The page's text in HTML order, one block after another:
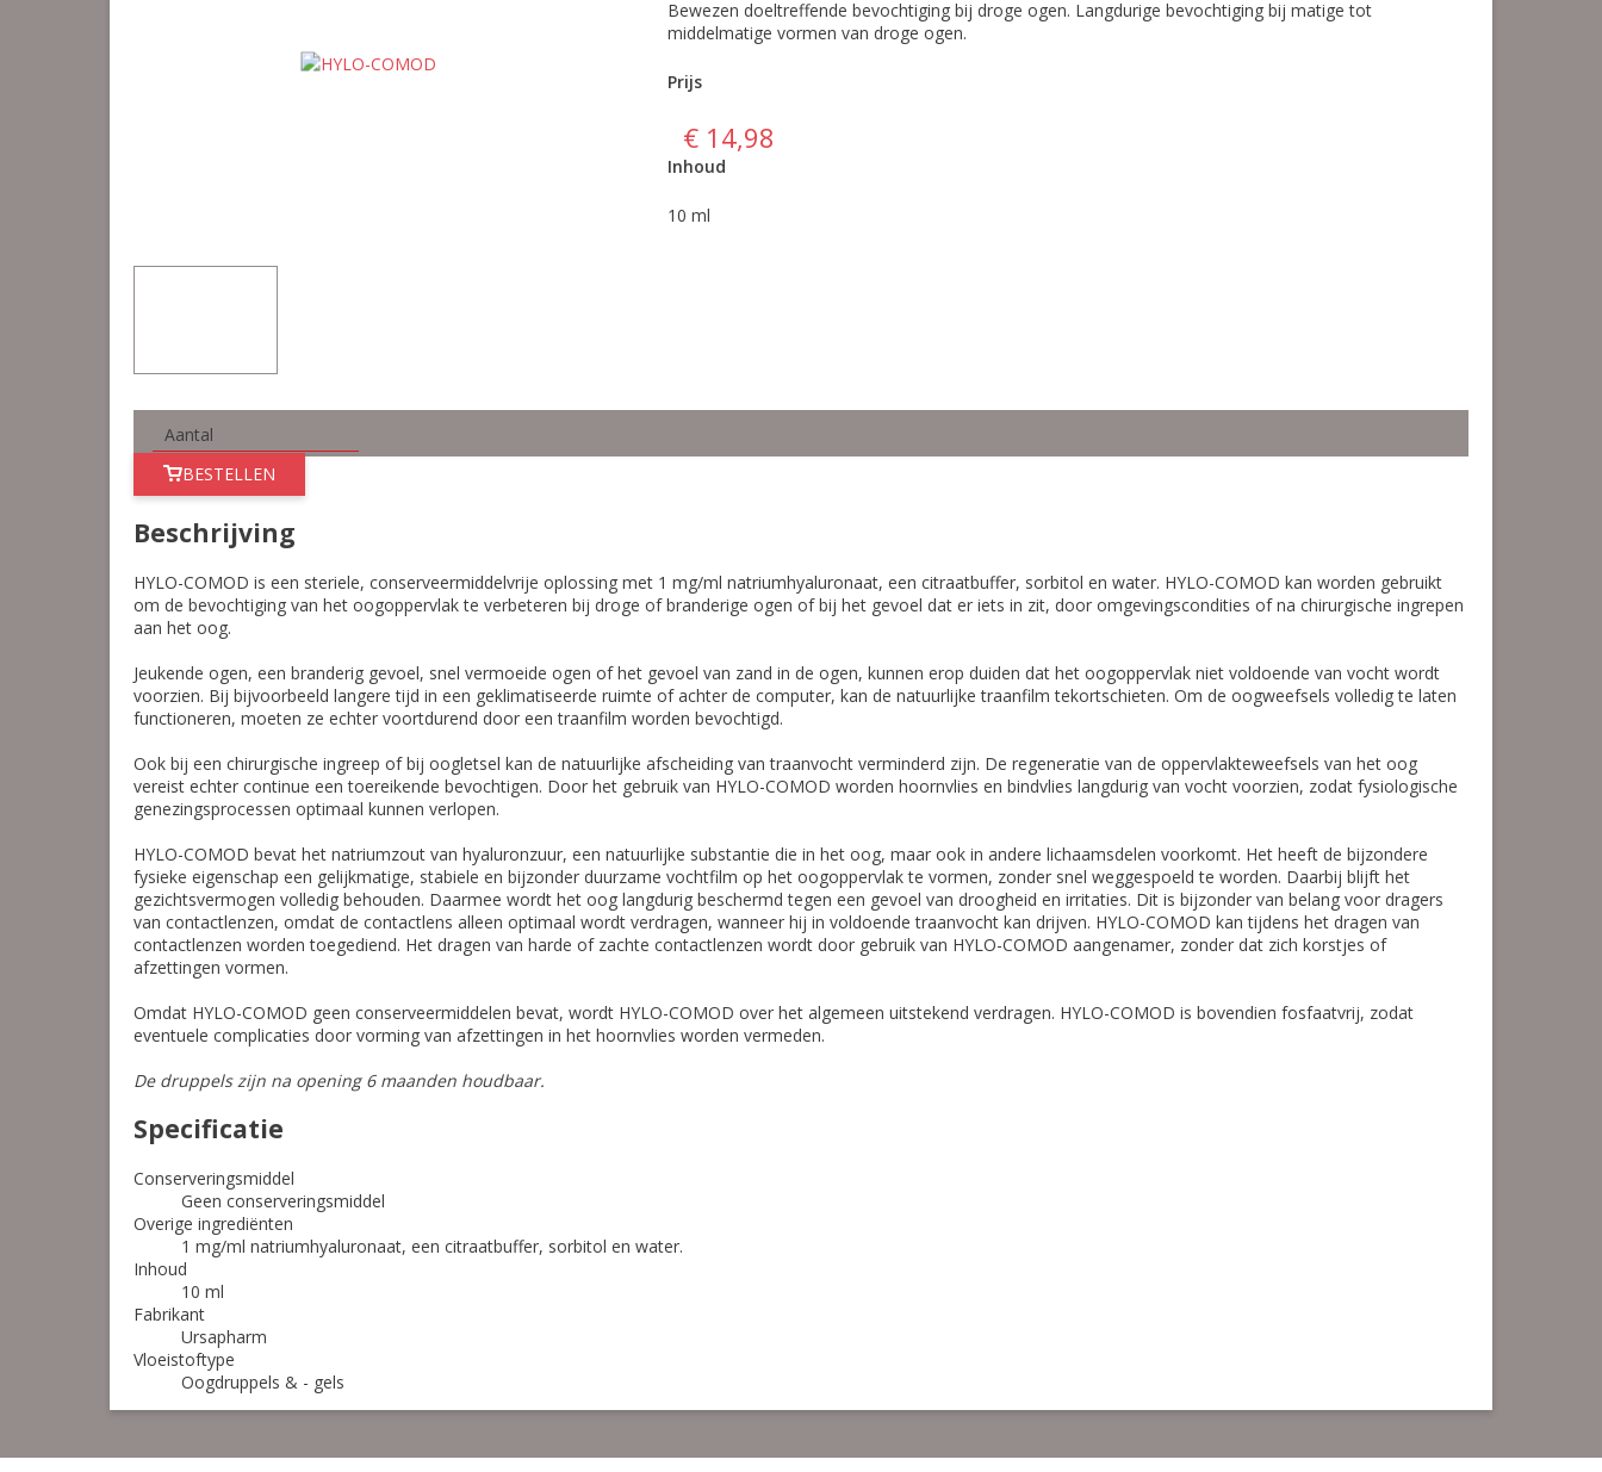
Bewezen doeltreffende bevochtiging bij droge ogen. Langdurige bevochtiging bij matige tot
middelmatige vormen van droge ogen.
Prijs
€ 14,98
Inhoud
10 ml
BESTELLEN
Beschrijving
HYLO-COMOD is een steriele, conserveermiddelvrije oplossing met 1 mg/ml natriumhyaluronaat, een citraatbuffer, sorbitol en water. HYLO-COMOD kan worden gebruikt
om de bevochtiging van het oogoppervlak te verbeteren bij droge of branderige ogen of bij het gevoel dat er iets in zit, door omgevingscondities of na chirurgische ingrepen
aan het oog.
Jeukende ogen, een branderig gevoel, snel vermoeide ogen of het gevoel van zand in de ogen, kunnen erop duiden dat het oogoppervlak niet voldoende van vocht wordt
voorzien. Bij bijvoorbeeld langere tijd in een geklimatiseerde ruimte of achter de computer, kan de natuurlijke traanfilm tekortschieten. Om de oogweefsels volledig te laten
functioneren, moeten ze echter voortdurend door een traanfilm worden bevochtigd.
Ook bij een chirurgische ingreep of bij oogletsel kan de natuurlijke afscheiding van traanvocht verminderd zijn. De regeneratie van de oppervlakteweefsels van het oog
vereist echter continue een toereikende bevochtigen. Door het gebruik van HYLO-COMOD worden hoornvlies en bindvlies langdurig van vocht voorzien, zodat fysiologische
genezingsprocessen optimaal kunnen verlopen.
HYLO-COMOD bevat het natriumzout van hyaluronzuur, een natuurlijke substantie die in het oog, maar ook in andere lichaamsdelen voorkomt. Het heeft de bijzondere
fysieke eigenschap een gelijkmatige, stabiele en bijzonder duurzame vochtfilm op het oogoppervlak te vormen, zonder snel weggespoeld te worden. Daarbij blijft het
gezichtsvermogen volledig behouden. Daarmee wordt het oog langdurig beschermd tegen een gevoel van droogheid en irritaties. Dit is bijzonder van belang voor dragers
van contactlenzen, omdat de contactlens alleen optimaal wordt verdragen, wanneer hij in voldoende traanvocht kan drijven. HYLO-COMOD kan tijdens het dragen van
contactlenzen worden toegediend. Het dragen van harde of zachte contactlenzen wordt door gebruik van HYLO-COMOD aangenamer, zonder dat zich korstjes of
afzettingen vormen.
Omdat HYLO-COMOD geen conserveermiddelen bevat, wordt HYLO-COMOD over het algemeen uitstekend verdragen. HYLO-COMOD is bovendien fosfaatvrij, zodat
eventuele complicaties door vorming van afzettingen in het hoornvlies worden vermeden.
De druppels zijn na opening 6 maanden houdbaar.
Specificatie
Conserveringsmiddel
Geen conserveringsmiddel
Overige ingrediënten
1 mg/ml natriumhyaluronaat, een citraatbuffer, sorbitol en water.
Inhoud
10 ml
Fabrikant
Ursapharm
Vloeistoftype
Oogdruppels & - gels